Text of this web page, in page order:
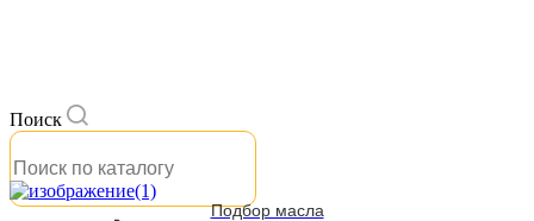
Поиск
Подбор масла